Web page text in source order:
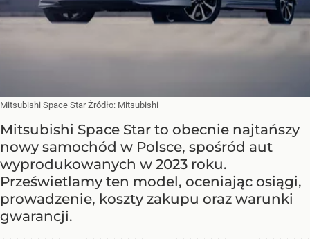
Mitsubishi Space StarŹródło: Mitsubishi
Mitsubishi Space Star to obecnie najtańszy
nowy samochód w Polsce, spośród aut
wyprodukowanych w 2023 roku.
Prześwietlamy ten model, oceniając osiągi,
prowadzenie, koszty zakupu oraz warunki
gwarancji.